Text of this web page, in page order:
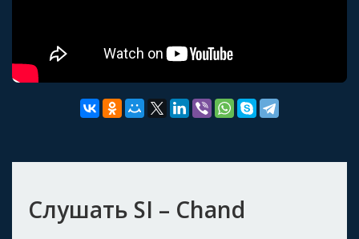
Слушать SI – Chand